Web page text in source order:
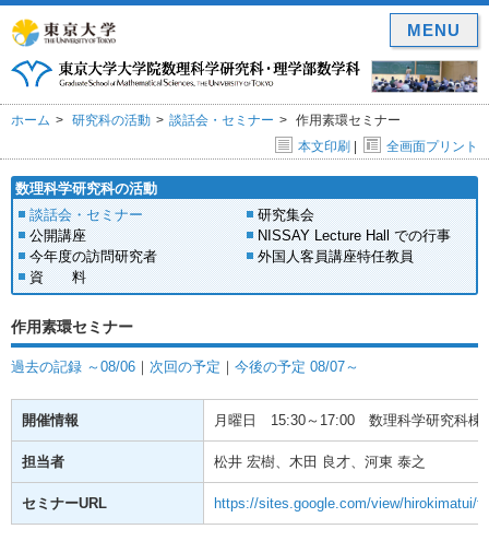
ホーム 研究科の活動 談話会・セミナー
作用素環セミナー
本文印刷 | 全画面プリント
数理科学研究科の活動
談話会・セミナー
研究集会
公開講座
NISSAY Lecture Hall での行事
今年度の訪問研究者
外国人客員講座特任教員
資 料
作用素環セミナー
過去の記録 ～08/06 ｜ 次回の予定 ｜ 今後の予定 08/07～
開催情報 月曜日 15:30～17:00 数理科学研究科棟
担当者 松井 宏樹、木田 良才、河東 泰之
セミナーURL https://sites.google.com/view/hirokimatui/
MENU